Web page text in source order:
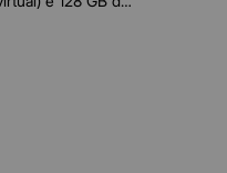
vídeos e